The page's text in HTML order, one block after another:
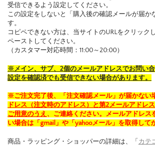
受信できるよう設定してください。
この設定をしないと「購入後の確認メールが届か
す。
コピペできない方は、当サイトのURLをクリック
ペーストしてください。
（カスタマー対応時間：11:00～20:00）
※メイン、サブ、2個のメールアドレスでお問い
設定を確認済でも受信できない場合があります。
※ご注文完了後、「注文確認メール」が届かない
ドレス（注文時のアドレス）と第2メールアドレ
ご用意のうえ 、ご連絡ください。メールアドレス
い場合は「gmail」や「yahooメール」を取得して
商品・ラッピング・ショッパーの詳細は、「 カテ